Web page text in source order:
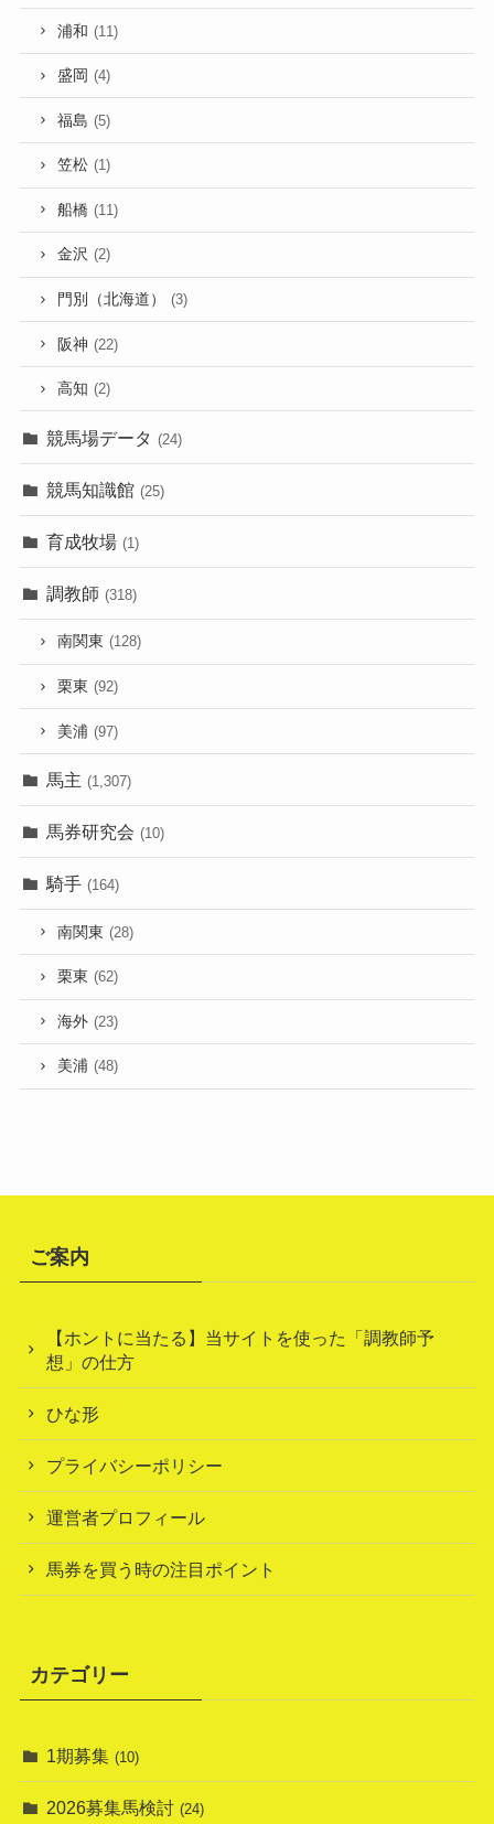
浦和 (11)
盛岡 (4)
福島 (5)
笠松 (1)
船橋 (11)
金沢 (2)
門別（北海道） (3)
阪神 (22)
高知 (2)
競馬場データ (24)
競馬知識館 (25)
育成牧場 (1)
調教師 (318)
南関東 (128)
栗東 (92)
美浦 (97)
馬主 (1,307)
馬券研究会 (10)
騎手 (164)
南関東 (28)
栗東 (62)
海外 (23)
美浦 (48)
ご案内
【ホントに当たる】当サイトを使った「調教師予
想」の仕方
ひな形
プライバシーポリシー
運営者プロフィール
馬券を買う時の注目ポイント
カテゴリー
1期募集 (10)
2026募集馬検討 (24)